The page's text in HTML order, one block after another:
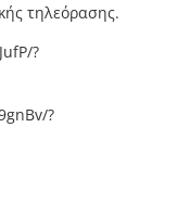
τηλεόρασης.
?
?